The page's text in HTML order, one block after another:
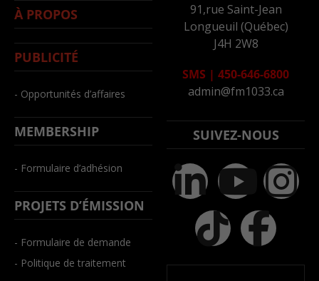
À PROPOS
PUBLICITÉ
- Opportunités d’affaires
MEMBERSHIP
- Formulaire d’adhésion
PROJETS D’ÉMISSION
- Formulaire de demande
- Politique de traitement
91,rue Saint-Jean
Longueuil (Québec)
J4H 2W8
SMS | 450-646-6800
admin@fm1033.ca
SUIVEZ-NOUS